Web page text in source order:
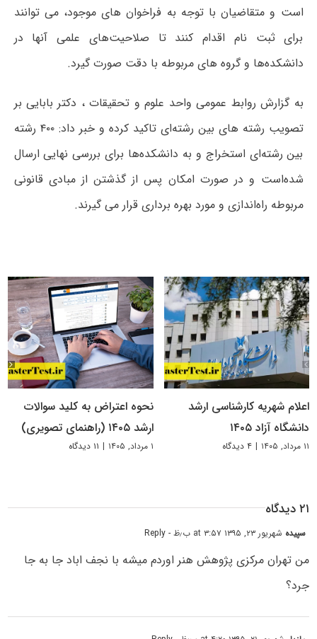
است و متقاضیان با توجه به فراخوان های موجود، می توانند
برای ثبت نام اقدام کنند تا صلاحیت‌های علمی آنها در
دانشکده‌ها و گروه های مربوطه با دقت صورت گیرد.
به گزارش روابط عمومی واحد علوم و تحقیقات ، دکتر بابایی بر
تصویب رشته های بین رشته‌ای تاکید کرده و خبر داد: ۴۰۰ رشته
بین رشته‌ای استخراج و به دانشکده‌ها برای بررسی نهایی ارسال
شده‌است و در صورت امکان پس از گذشتن از مبادی قانونی
مربوطه راه‌اندازی و مورد بهره برداری قرار می گیرند.
اعلام شهریه کارشناسی ارشد
دانشگاه آزاد ۱۴۰۵
۱۱ مرداد, ۱۴۰۵ | ۴ دیدگاه
نحوه اعتراض به کلید سوالات
ارشد ۱۴۰۵ (راهنمای تصویری)
۱ مرداد, ۱۴۰۵ | ۱۱ دیدگاه
۲۱ دیدگاه
سپیده شهریور ۲۳, ۱۳۹۵ at ۳:۵۷ ب٫ظ - Reply
من تهران مرکزی پژوهش هنر اوردم میشه با نجف اباد جا به جا
جرد؟